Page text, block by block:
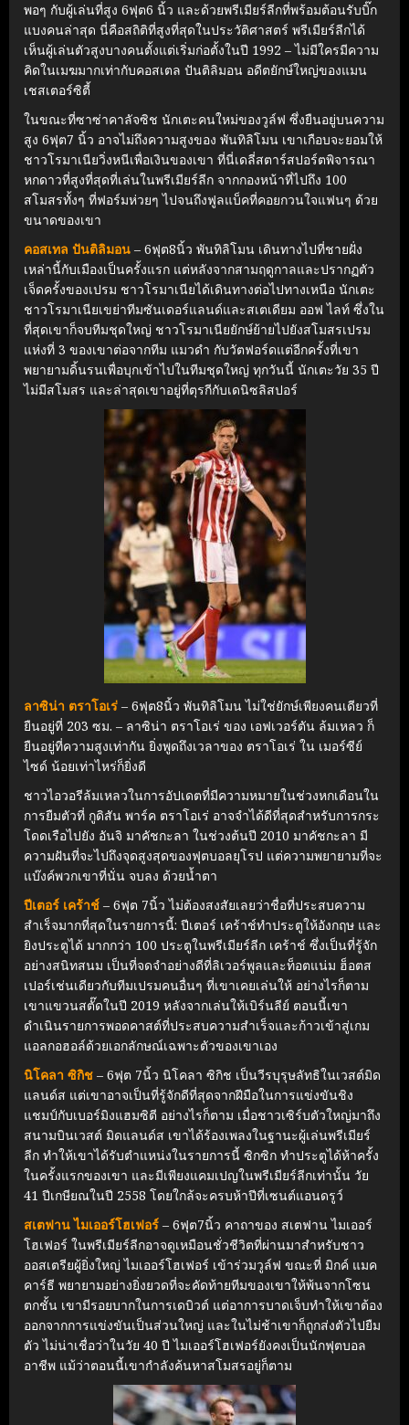
พอๆ กับผู้เล่นที่สูง 6ฟุต6 นิ้ว และด้วยพรีเมียร์ลีกที่พร้อมต้อนรับบิ๊ก
แบงคนล่าสุด นี่คือสถิติที่สูงที่สุดในประวัติศาสตร์ พรีเมียร์ลีกได้
เห็นผู้เล่นตัวสูงบางคนตั้งแต่เริ่มก่อตั้งในปี 1992 – ไม่มีใครมีความ
คิดในเมฆมากเท่ากับคอสเตล ปันติลิมอน อดีตยักษ์ใหญ่ของแมน
เชสเตอร์ซิตี้
ในขณะที่ซาซ่าคาลัจซิช นักเตะคนใหม่ของวูล์ฟ ซึ่งยืนอยู่บนความ
สูง 6ฟุต7 นิ้ว อาจไม่ถึงความสูงของ พันทิลิโมน เขาเกือบจะยอมให้
ชาวโรมาเนียวิ่งหนีเพื่อเงินของเขา ที่นี่เดลี่สตาร์สปอร์ตพิจารณา
หกดาวที่สูงที่สุดที่เล่นในพรีเมียร์ลีก จากกองหน้าที่ไปถึง 100
สโมสรทั้งๆ ที่ฟอร์มห่วยๆ ไปจนถึงฟูลแบ็คที่คอยกวนใจแฟนๆ ด้วย
ขนาดของเขา
คอสเทล ปันติลิมอน – 6ฟุต8นิ้ว พันทิลิโมน เดินทางไปที่ชายฝั่ง
เหล่านี้กับเมืองเป็นครั้งแรก แต่หลังจากสามฤดูกาลและปรากฏตัว
เจ็ดครั้งของเปรม ชาวโรมาเนียได้เดินทางต่อไปทางเหนือ นักเตะ
ชาวโรมาเนียเขย่าทีมซันเดอร์แลนด์และสเตเดียม ออฟ ไลท์ ซึ่งใน
ที่สุดเขาก็จบทีมชุดใหญ่ ชาวโรมาเนียยักษ์ย้ายไปยังสโมสรเปรม
แห่งที่ 3 ของเขาต่อจากทีม แมวดำ กับวัตฟอร์ดแต่อีกครั้งที่เขา
พยายามดิ้นรนเพื่อบุกเข้าไปในทีมชุดใหญ่ ทุกวันนี้ นักเตะวัย 35 ปี
ไม่มีสโมสร และล่าสุดเขาอยู่ที่ตุรกีกับเดนิซลิสปอร์
ลาซิน่า ตราโอเร่ – 6ฟุต8นิ้ว พันทิลิโมน ไม่ใช่ยักษ์เพียงคนเดียวที่
ยืนอยู่ที่ 203 ซม. – ลาซิน่า ตราโอเร่ ของ เอฟเวอร์ตัน ล้มเหลว ก็
ยืนอยู่ที่ความสูงเท่ากัน ยิ่งพูดถึงเวลาของ ตราโอเร่ ใน เมอร์ซีย์
ไซด์ น้อยเท่าไหร่ก็ยิ่งดี
ชาวไอวอรีล้มเหลวในการอัปเดตที่มีความหมายในช่วงหกเดือนใน
การยืมตัวที่ กูดิสัน พาร์ค ตราโอเร่ อาจจำได้ดีที่สุดสำหรับการกระ
โดดเรือไปยัง อันจิ มาคัชกะลา ในช่วงต้นปี 2010 มาคัชกะลา มี
ความฝันที่จะไปถึงจุดสูงสุดของฟุตบอลยุโรป แต่ความพยายามที่จะ
แบ๊งค์พวกเขาที่นั่น จบลง ด้วยน้ำตา
ปีเตอร์ เคร้าช์ – 6ฟุต 7นิ้ว ไม่ต้องสงสัยเลยว่าชื่อที่ประสบความ
สำเร็จมากที่สุดในรายการนี้: ปีเตอร์ เคร้าช์ทำประตูให้อังกฤษ และ
ยิงประตูได้ มากกว่า 100 ประตูในพรีเมียร์ลีก เคร้าช์ ซึ่งเป็นที่รู้จัก
อย่างสนิทสนม เป็นที่จดจำอย่างดีที่ลิเวอร์พูลและท็อตแน่ม ฮ็อตส
เปอร์เช่นเดียวกับทีมเปรมคนอื่นๆ ที่เขาเคยเล่นให้ อย่างไรก็ตาม
เขาแขวนสตั๊ดในปี 2019 หลังจากเล่นให้เบิร์นลีย์ ตอนนี้เขา
ดำเนินรายการพอดคาสต์ที่ประสบความสำเร็จและก้าวเข้าสู่เกม
แอลกอฮอล์ด้วยเอกลักษณ์เฉพาะตัวของเขาเอง
นิโคลา ซิกิช – 6ฟุต 7นิ้ว นิโคลา ซิกิช เป็นวีรบุรุษลัทธิในเวสต์มิด
แลนด์ส แต่เขาอาจเป็นที่รู้จักดีที่สุดจากฝีมือในการแข่งขันชิง
แชมป์กับเบอร์มิงแฮมซิตี อย่างไรก็ตาม เมื่อชาวเซิร์บตัวใหญ่มาถึง
สนามบินเวสต์ มิดแลนด์ส เขาได้ร้องเพลงในฐานะผู้เล่นพรีเมียร์
ลีก ทำให้เขาได้รับตำแหน่งในรายการนี้ ซิกซิก ทำประตูได้ห้าครั้ง
ในครั้งแรกของเขา และมีเพียงแคมเปญในพรีเมียร์ลีกเท่านั้น วัย
41 ปีเกษียณในปี 2558 โดยใกล้จะครบห้าปีที่เซนต์แอนดรูว์
สเตฟาน ไมเออร์โฮเฟอร์ – 6ฟุต7นิ้ว คาถาของ สเตฟาน ไมเออร์
โฮเฟอร์ ในพรีเมียร์ลีกอาจดูเหมือนชั่วชีวิตที่ผ่านมาสำหรับชาว
ออสเตรียผู้ยิ่งใหญ่ ไมเออร์โฮเฟอร์ เข้าร่วมวูล์ฟ ขณะที่ มิกค์ แมค
คาร์ธี พยายามอย่างยิ่งยวดที่จะคัดท้ายทีมของเขาให้พ้นจากโซน
ตกชั้น เขามีรอยบากในการเดบิวต์ แต่อาการบาดเจ็บทำให้เขาต้อง
ออกจากการแข่งขันเป็นส่วนใหญ่ และในไม่ช้าเขาก็ถูกส่งตัวไปยืม
ตัว ไม่น่าเชื่อว่าในวัย 40 ปี ไมเออร์โฮเฟอร์ยังคงเป็นนักฟุตบอล
อาชีพ แม้ว่าตอนนี้เขากำลังค้นหาสโมสรอยู่ก็ตาม